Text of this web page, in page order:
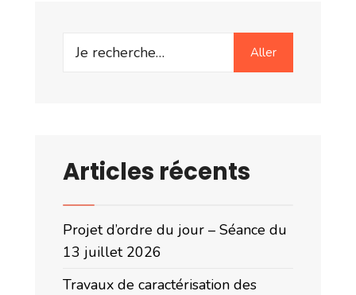
Aller
Articles récents
Projet d’ordre du jour – Séance du
13 juillet 2026
Travaux de caractérisation des